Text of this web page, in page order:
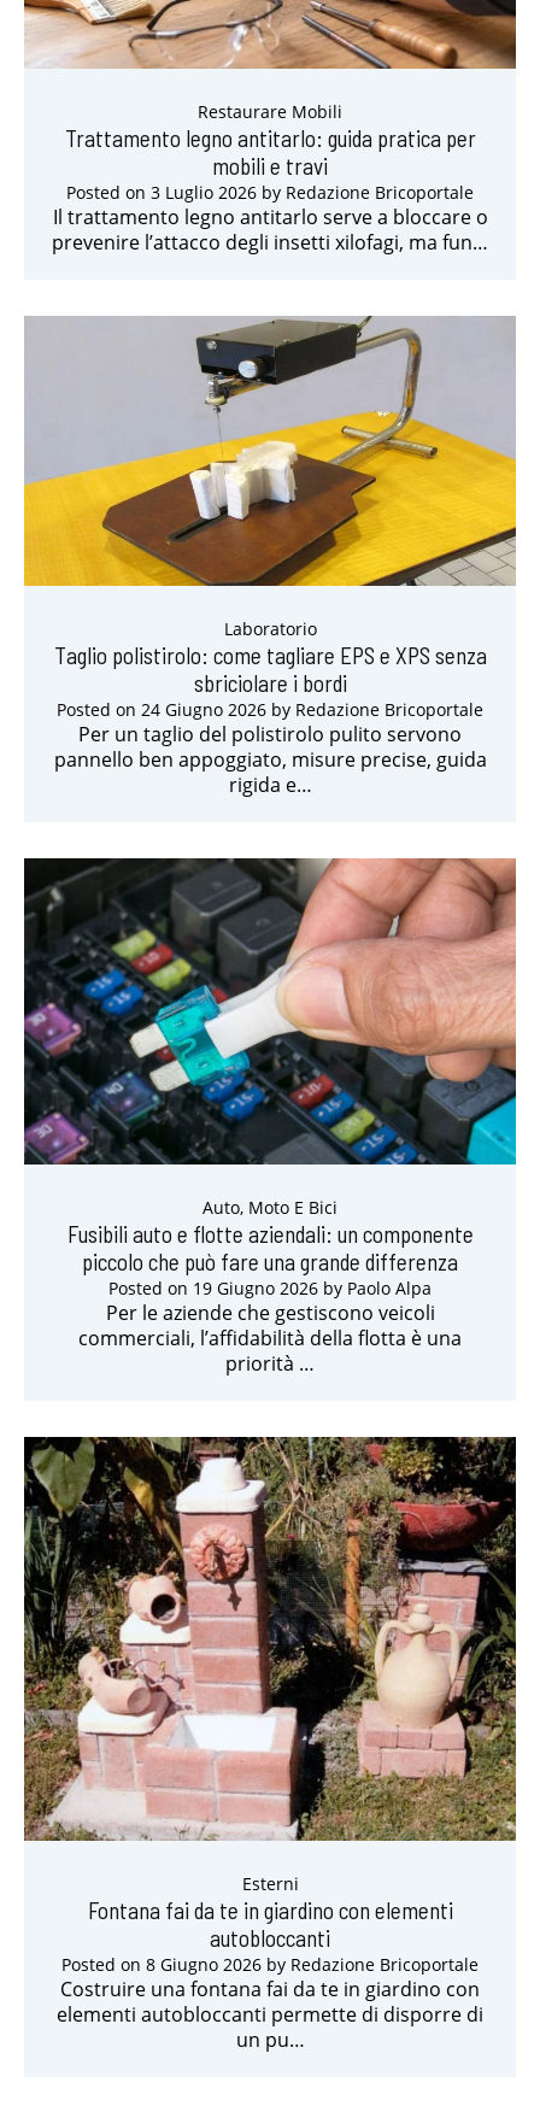
Restaurare Mobili
Trattamento legno antitarlo: guida pratica per
mobili e travi
Posted on 3 Luglio 2026 by Redazione Bricoportale
Il trattamento legno antitarlo serve a bloccare o
prevenire l’attacco degli insetti xilofagi, ma fun…
Laboratorio
Taglio polistirolo: come tagliare EPS e XPS senza
sbriciolare i bordi
Posted on 24 Giugno 2026 by Redazione Bricoportale
Per un taglio del polistirolo pulito servono
pannello ben appoggiato, misure precise, guida
rigida e…
Auto, Moto E Bici
Fusibili auto e flotte aziendali: un componente
piccolo che può fare una grande differenza
Posted on 19 Giugno 2026 by Paolo Alpa
Per le aziende che gestiscono veicoli
commerciali, l’affidabilità della flotta è una
priorità …
Esterni
Fontana fai da te in giardino con elementi
autobloccanti
Posted on 8 Giugno 2026 by Redazione Bricoportale
Costruire una fontana fai da te in giardino con
elementi autobloccanti permette di disporre di
un pu…